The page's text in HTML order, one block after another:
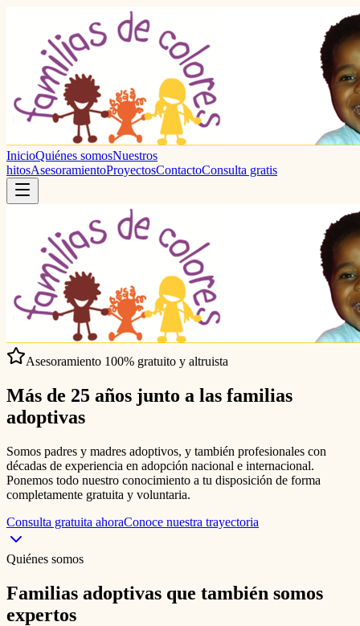
InicioQuiénes somosNuestros
hitosAsesoramientoProyectosContactoConsulta gratis
Asesoramiento 100% gratuito y altruista
Más de 25 años junto a las familias
adoptivas
Somos padres y madres adoptivos, y también profesionales con
décadas de experiencia en adopción nacional e internacional.
Ponemos todo nuestro conocimiento a tu disposición de forma
completamente gratuita y voluntaria.
Consulta gratuita ahoraConoce nuestra trayectoria
Quiénes somos
Familias adoptivas que también somos
expertos